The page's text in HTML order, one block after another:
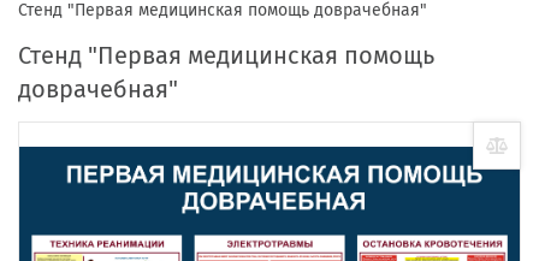
Стенд "Первая медицинская помощь доврачебная"
Стенд "Первая медицинская помощь
доврачебная"